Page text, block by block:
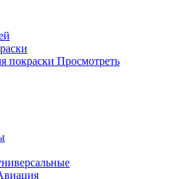
покраски Просмотреть